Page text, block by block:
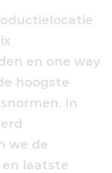
en one way
hoogste
In
we de
en laatste